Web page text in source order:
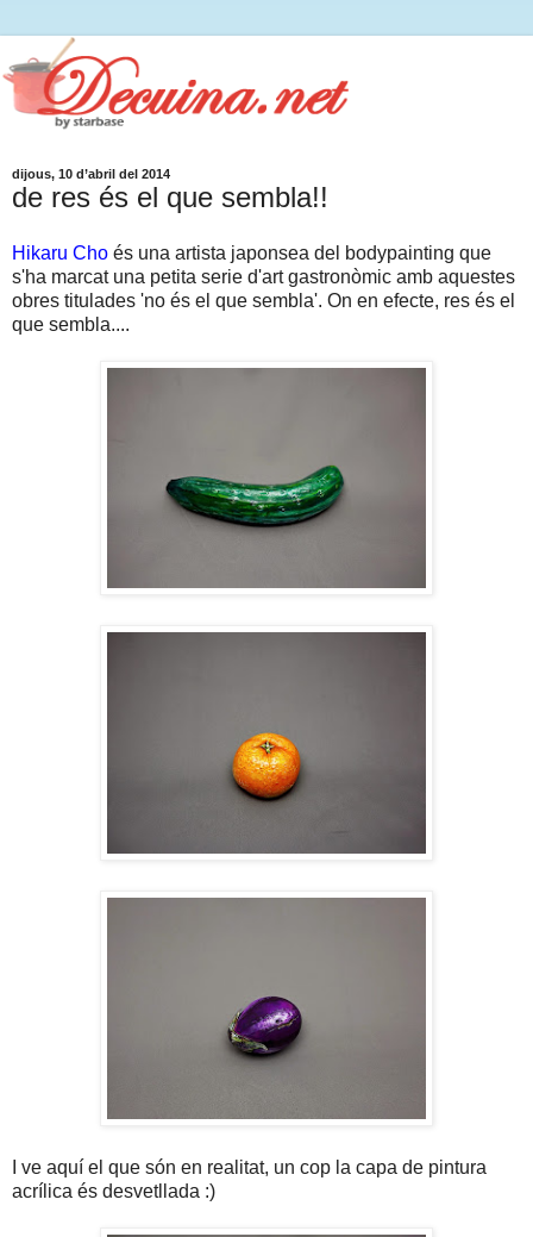
dijous, 10 d’abril del 2014
de res és el que sembla!!
Hikaru Cho és una artista japonsea del bodypainting que
s'ha marcat una petita serie d'art gastronòmic amb aquestes
obres titulades 'no és el que sembla'. On en efecte, res és el
que sembla....
I ve aquí el que són en realitat, un cop la capa de pintura
acrílica és desvetllada :)